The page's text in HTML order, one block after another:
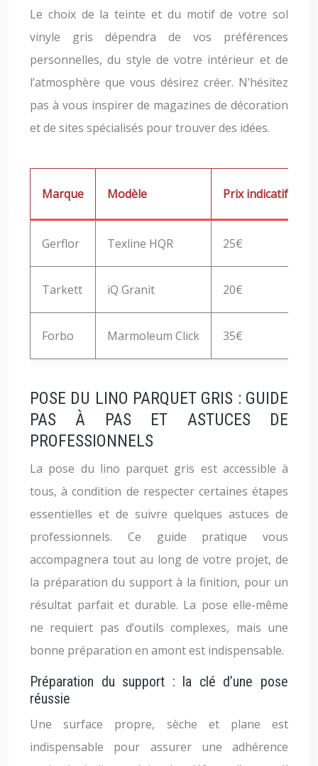
Le choix de la teinte et du motif de votre sol
vinyle gris dépendra de vos préférences
personnelles, du style de votre intérieur et de
l’atmosphère que vous désirez créer. N’hésitez
pas à vous inspirer de magazines de décoration
et de sites spécialisés pour trouver des idées.
Marque Modèle Prix indicatif (m²)
Gerflor Texline HQR 25€
Tarkett iQ Granit 20€
Forbo Marmoleum Click 35€
POSE DU LINO PARQUET GRIS : GUIDE
PAS À PAS ET ASTUCES DE
PROFESSIONNELS
La pose du lino parquet gris est accessible à
tous, à condition de respecter certaines étapes
essentielles et de suivre quelques astuces de
professionnels. Ce guide pratique vous
accompagnera tout au long de votre projet, de
la préparation du support à la finition, pour un
résultat parfait et durable. La pose elle-même
ne requiert pas d’outils complexes, mais une
bonne préparation en amont est indispensable.
Préparation du support : la clé d’une pose
réussie
Une surface propre, sèche et plane est
indispensable pour assurer une adhérence